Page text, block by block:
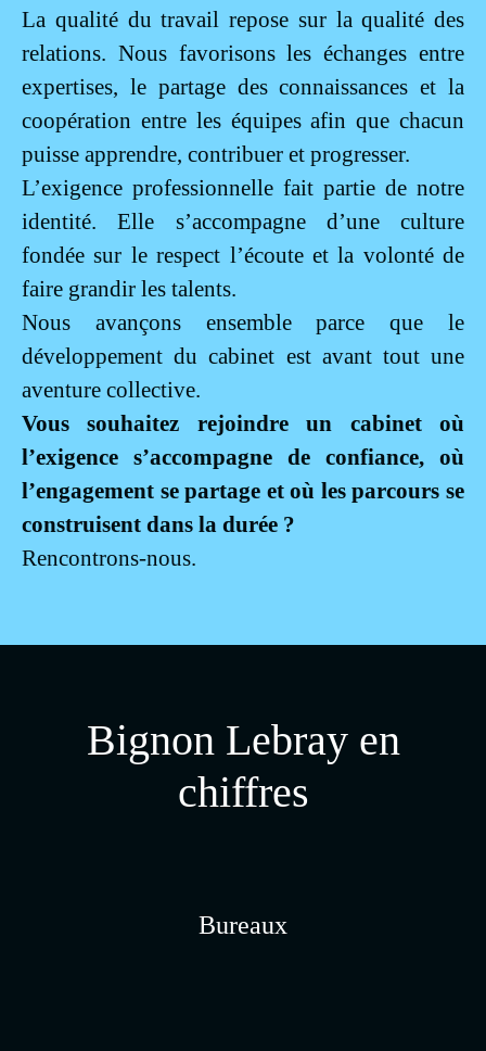
La qualité du travail repose sur la qualité des
relations. Nous favorisons les échanges entre
expertises, le partage des connaissances et la
coopération entre les équipes afin que chacun
puisse apprendre, contribuer et progresser.
L’exigence professionnelle fait partie de notre
identité. Elle s’accompagne d’une culture
fondée sur le respect l’écoute et la volonté de
faire grandir les talents.
Nous avançons ensemble parce que le
développement du cabinet est avant tout une
aventure collective.
Vous souhaitez rejoindre un cabinet où
l’exigence s’accompagne de confiance, où
l’engagement se partage et où les parcours se
construisent dans la durée ?
Rencontrons-nous.
Bignon Lebray en
chiffres
Bureaux